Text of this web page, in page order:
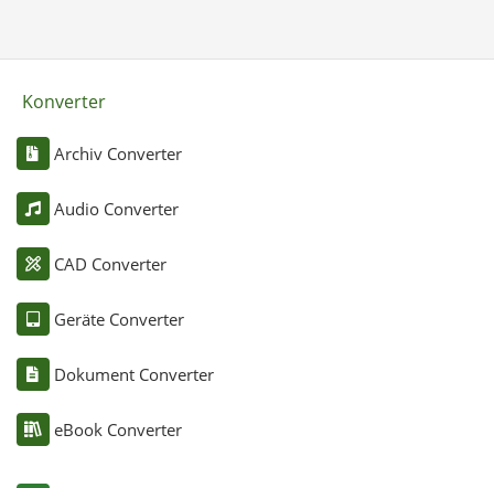
Konverter
Archiv Converter
Audio Converter
CAD Converter
Geräte Converter
Dokument Converter
eBook Converter